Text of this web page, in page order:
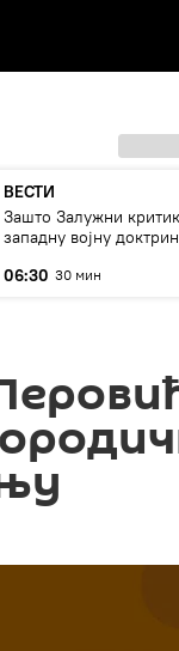
ВЕСТИ
Зашто Залужни
западну војну
06:30 30 мин